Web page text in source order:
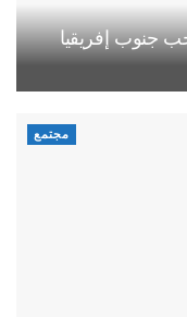
جنوب إفريقيا
مجتمع